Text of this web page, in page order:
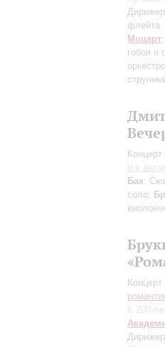
флейта
Моцарт
гобоя и
и в
Бах:
соло;
К 200-